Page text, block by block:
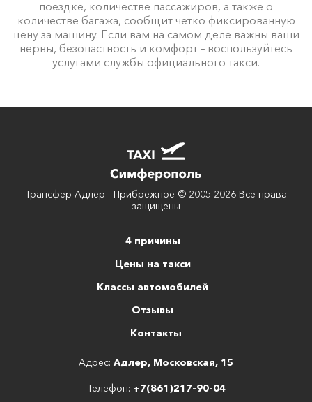
поездке, количестве пассажиров, а также о
количестве багажа, сообщит четко фиксированную
цену за машину. Если вам на самом деле важны ваши
нервы, безопастность и комфорт – воспользуйтесь
услугами службы официального такси.
Трансфер Адлер - Прибрежное © 2005-2026 Все права
защищены
4 причины
Цены на такси
Классы автомобилей
Отзывы
Контакты
Адрес: Адлер, Московская, 15
Телефон: +7(861)217-90-04